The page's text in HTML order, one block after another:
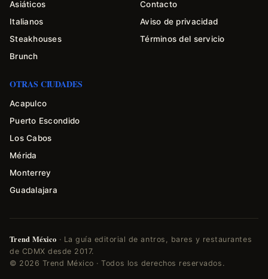
Asiáticos
Italianos
Steakhouses
Brunch
Contacto
Aviso de privacidad
Términos del servicio
OTRAS CIUDADES
Acapulco
Puerto Escondido
Los Cabos
Mérida
Monterrey
Guadalajara
Trend México · La guía editorial de antros, bares y restaurantes
de CDMX desde 2017.
© 2026 Trend México · Todos los derechos reservados.